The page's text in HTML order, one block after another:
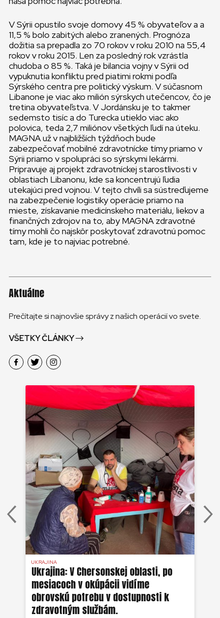
V Sýrii opustilo svoje domovy 45 % obyvateľov a a
11,5 % bolo zabitých alebo zranených. Prognóza
dožitia sa prepadla zo 70 rokov v roku 2010 na 55,4
rokov v roku 2015. Len za posledný rok vzrástla
chudoba o 85 %. Taká je bilancia vojny v Sýrii od
vypuknutia konfliktu pred piatimi rokmi podľa
Sýrského centra pre politický výskum. V súčasnom
Libanone je viac ako milión sýrskych utečencov, čo je
tretina obyvateľstva. V Jordánsku je to takmer
sedemsto tisíc a do Turecka utieklo viac ako
polovica, teda 2,7 miliónov všetkých ľudí na úteku.
MAGNA už v najbližších týždňoch bude
zabezpečovať mobilné zdravotnícke tímy priamo v
Sýrii priamo v spolupráci so sýrskymi lekármi.
Pripravuje aj projekt zdravotníckej starostlivosti v
oblastiach Libanonu, kde sa koncentrujú ľudia
utekajúci pred vojnou. V tejto chvíli sa sústreďujeme
na zabezpečenie logistiky operácie priamo na
mieste, získavanie medicínskeho materiálu, liekov a
finančných zdrojov na to, aby MAGNA zdravotné
tímy mohli čo najskôr poskytovať zdravotnú pomoc
tam, kde je to najviac potrebné.
Aktuálne
Prečítajte si najnovšie správy z našich operácií vo svete.
VŠETKY ČLÁNKY
UKRAJINA
Ukrajina: V Chersonskej oblasti, po
mesiacoch v okúpácii vidíme
obrovskú potrebu v dostupnosti k
zdravotným službám.